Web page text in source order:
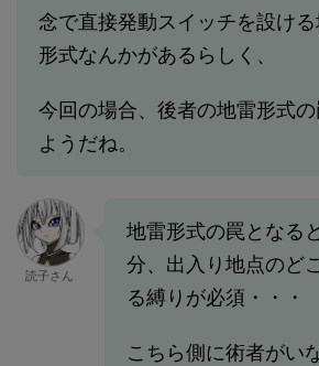
念で直接発動スイッチを設け
形式なんかがあるらしく、
今回の場合、後者の地雷形式
ようだね。
読子さん
地雷形式の罠となる
分、出入り地点のど
る縛りが必須・・・
こちら側に術者がい